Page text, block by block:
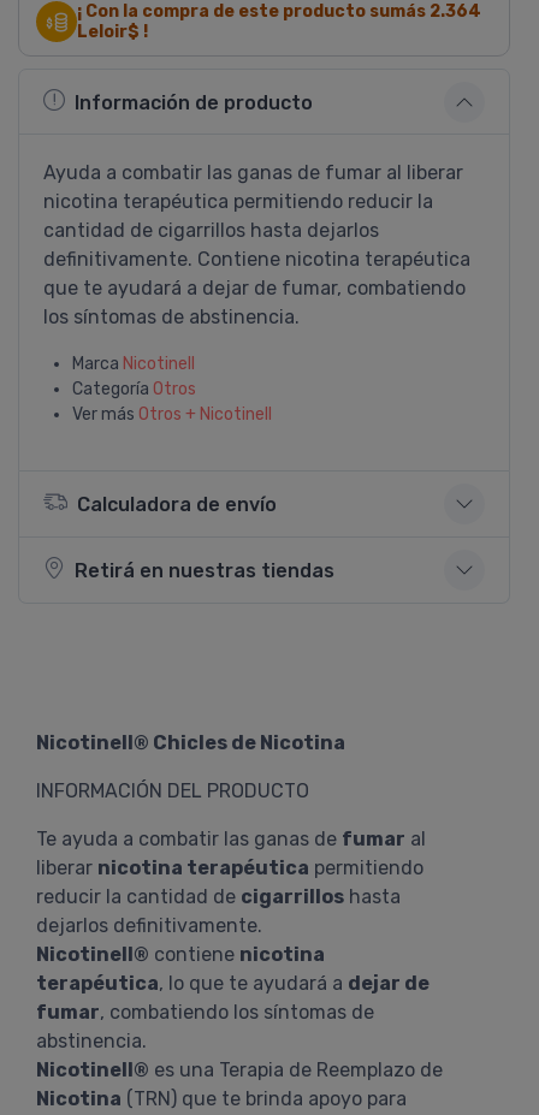
¡ Con la compra de este producto sumás 2.364
Leloir$ !
Información de producto
Ayuda a combatir las ganas de fumar al liberar
nicotina terapéutica permitiendo reducir la
cantidad de cigarrillos hasta dejarlos
definitivamente. Contiene nicotina terapéutica
que te ayudará a dejar de fumar, combatiendo
los sí­ntomas de abstinencia.
Marca Nicotinell
Categoría Otros
Ver más Otros + Nicotinell
Calculadora de envío
Retirá en nuestras tiendas
Nicotinell® Chicles de Nicotina
INFORMACIÓN DEL PRODUCTO
Te ayuda a combatir las ganas de fumar al
liberar nicotina terapéutica permitiendo
reducir la cantidad de cigarrillos hasta
dejarlos definitivamente.
Nicotinell® contiene nicotina
terapéutica, lo que te ayudará a dejar de
fumar, combatiendo los síntomas de
abstinencia.
Nicotinell® es una Terapia de Reemplazo de
Nicotina (TRN) que te brinda apoyo para